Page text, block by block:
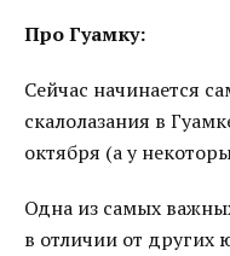
Про Гуамку:
Сейчас начинается
скалолазания в
октября (а у
Одна из самых
в отличии от других